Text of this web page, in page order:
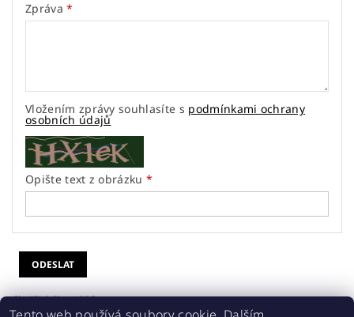
Zpráva
Vložením zprávy souhlasíte s podmínkami ochrany
osobních údajů
Opište text z obrázku
Chelčického 1055